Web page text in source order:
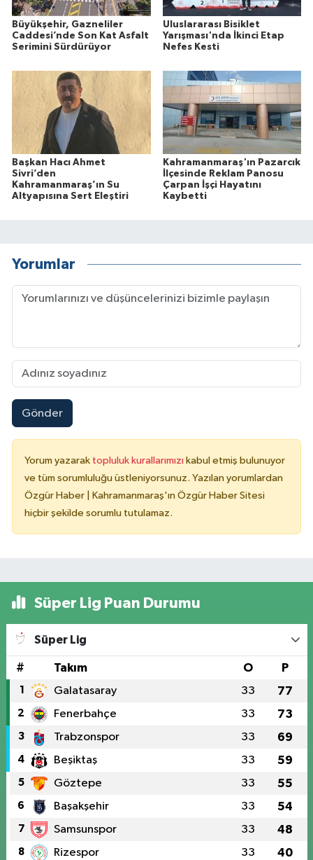
Büyükşehir, Gazneliler
Caddesi’nde Son Kat Asfalt
Serimini Sürdürüyor
Uluslararası Bisiklet
Yarışması'nda İkinci Etap
Nefes Kesti
Başkan Hacı Ahmet
Sivri’den
Kahramanmaraş’ın Su
Altyapısına Sert Eleştiri
Kahramanmaraş'ın Pazarcık
İlçesinde Reklam Panosu
Çarpan İşçi Hayatını
Kaybetti
Yorumlar
Gönder
Yorum yazarak topluluk kurallarımızı kabul etmiş bulunuyor
ve tüm sorumluluğu üstleniyorsunuz. Yazılan yorumlardan
Özgür Haber | Kahramanmaraş'ın Özgür Haber Sitesi
hiçbir şekilde sorumlu tutulamaz.
Süper Lig Puan Durumu
Süper Lig
# Takım O P
1 Galatasaray 33 77
2 Fenerbahçe 33 73
3 Trabzonspor 33 69
4 Beşiktaş 33 59
5 Göztepe 33 55
6 Başakşehir 33 54
7 Samsunspor 33 48
8 Rizespor 33 40